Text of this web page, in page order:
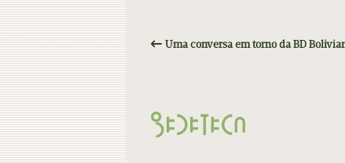
Uma conversa em torno da BD